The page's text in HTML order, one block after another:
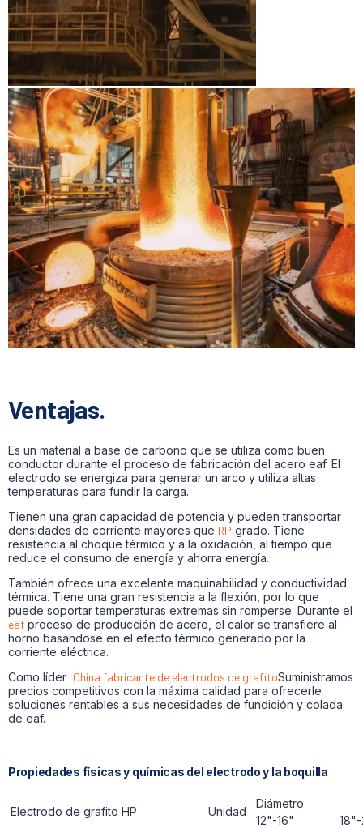
Ventajas.
Es un material a base de carbono que se utiliza como buen
conductor durante el proceso de fabricación del acero eaf. El
electrodo se energiza para generar un arco y utiliza altas
temperaturas para fundir la carga.
Tienen una gran capacidad de potencia y pueden transportar
densidades de corriente mayores que RP grado. Tiene
resistencia al choque térmico y a la oxidación, al tiempo que
reduce el consumo de energía y ahorra energía.
También ofrece una excelente maquinabilidad y conductividad
térmica. Tiene una gran resistencia a la flexión, por lo que
puede soportar temperaturas extremas sin romperse. Durante el
eaf proceso de producción de acero, el calor se transfiere al
horno basándose en el efecto térmico generado por la
corriente eléctrica.
Como líder China fabricante de electrodos de grafitoSuministramos
precios competitivos con la máxima calidad para ofrecerle
soluciones rentables a sus necesidades de fundición y colada
de eaf.
Propiedades físicas y químicas del electrodo y la boquilla
Electrodo de grafito HP Unidad
Diámetro
12"-16"